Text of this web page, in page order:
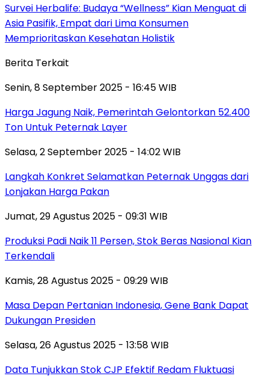
Survei Herbalife: Budaya “Wellness” Kian Menguat di
Asia Pasifik, Empat dari Lima Konsumen
Memprioritaskan Kesehatan Holistik
Berita Terkait
Senin, 8 September 2025 - 16:45 WIB
Harga Jagung Naik, Pemerintah Gelontorkan 52.400
Ton Untuk Peternak Layer
Selasa, 2 September 2025 - 14:02 WIB
Langkah Konkret Selamatkan Peternak Unggas dari
Lonjakan Harga Pakan
Jumat, 29 Agustus 2025 - 09:31 WIB
Produksi Padi Naik 11 Persen, Stok Beras Nasional Kian
Terkendali
Kamis, 28 Agustus 2025 - 09:29 WIB
Masa Depan Pertanian Indonesia, Gene Bank Dapat
Dukungan Presiden
Selasa, 26 Agustus 2025 - 13:58 WIB
Data Tunjukkan Stok CJP Efektif Redam Fluktuasi